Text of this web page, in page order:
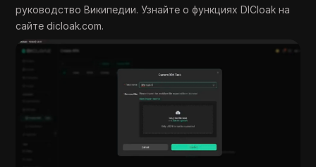
руководство Википедии. Узнайте о функциях DICloak на
сайте dicloak.com.